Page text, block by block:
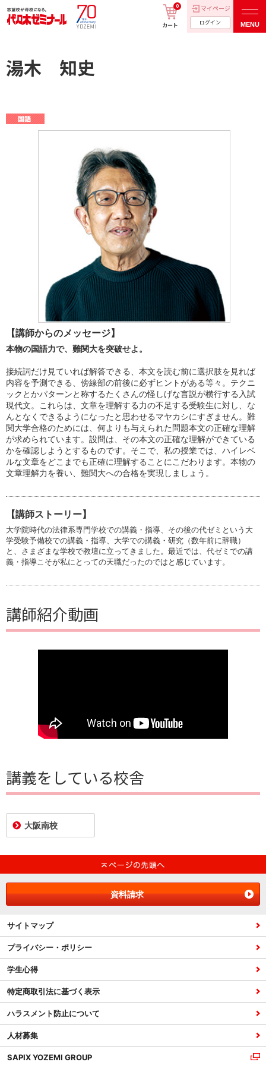
カート
0 マイページ
ログイン MENU
湯木 知史
【講師からのメッセージ】
本物の国語力で、難関大を突破せよ。
接続詞だけ見ていれば解答できる、本文を読む前に選択肢を見れば
内容を予測できる、傍線部の前後に必ずヒントがある等々。テクニ
ックとかパターンと称するたくさんの怪しげな言説が横行する入試
現代文。これらは、文章を理解する力の不足する受験生に対し、な
んとなくできるようになったと思わせるマヤカシにすぎません。難
関大学合格のためには、何よりも与えられた問題本文の正確な理解
が求められています。設問は、その本文の正確な理解ができている
かを確認しようとするものです。そこで、私の授業では、ハイレベ
ルな文章をどこまでも正確に理解することにこだわります。本物の
文章理解力を養い、難関大への合格を実現しましょう。
【講師ストーリー】
大学院時代の法律系専門学校での講義・指導、その後の代ゼミという大
学受験予備校での講義・指導、大学での講義・研究（数年前に辞職）
と、さまざまな学校で教壇に立ってきました。最近では、代ゼミでの講
義・指導こそが私にとっての天職だったのではと感じています。
講師紹介動画
講義をしている校舎
大阪南校
資料請求
サイトマップ
プライバシー・ポリシー
学生心得
特定商取引法に基づく表示
ハラスメント防止について
人材募集
SAPIX YOZEMI GROUP